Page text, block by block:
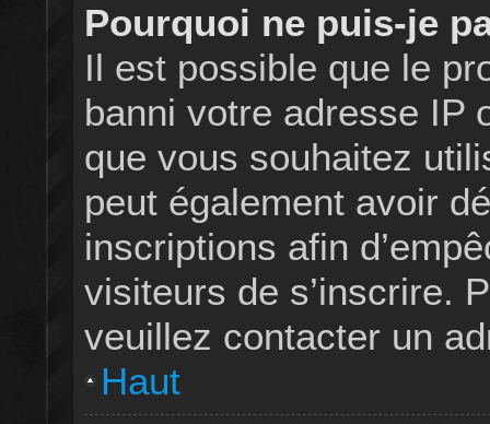
Pourquoi ne puis-je
Il est possible que le
banni votre adresse IP
que vous souhaitez
peut également avoir
inscriptions afin
visiteurs de s’inscrire.
veuillez contacter un
Haut